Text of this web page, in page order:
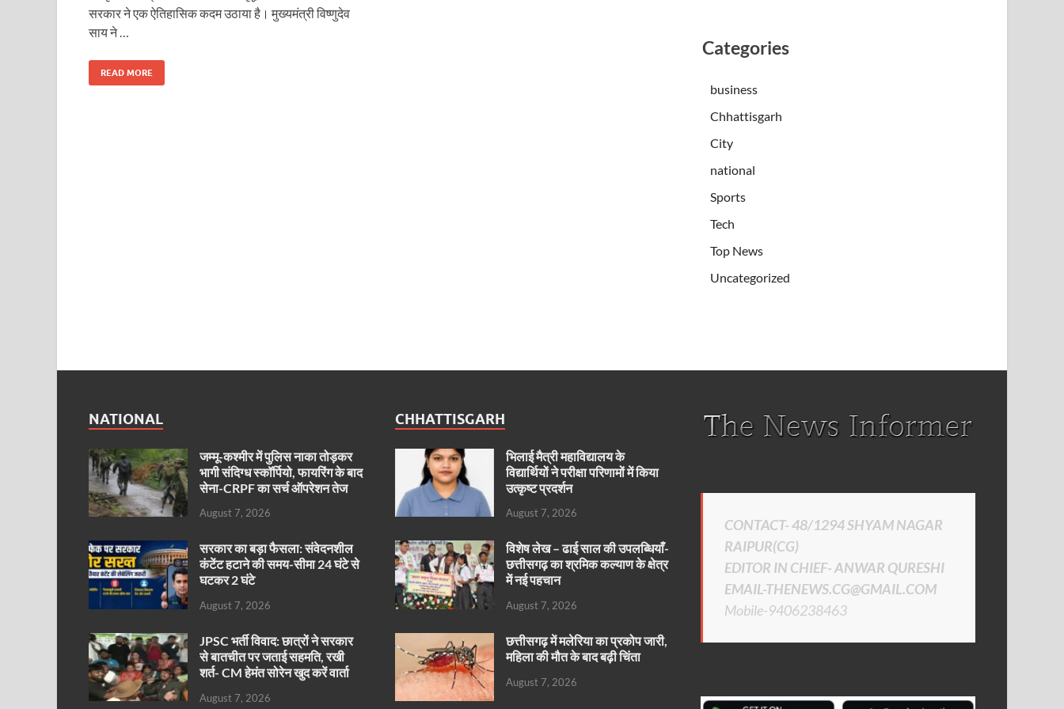
सरकार ने एक ऐतिहासिक कदम उठाया है। मुख्यमंत्री विष्णुदेव
साय ने …
READ MORE
Categories
business
Chhattisgarh
City
national
Sports
Tech
Top News
Uncategorized
NATIONAL
जम्मू-कश्मीर में पुलिस नाका तोड़कर
भागी संदिग्ध स्कॉर्पियो, फायरिंग के बाद
सेना-CRPF का सर्च ऑपरेशन तेज
August 7, 2026
सरकार का बड़ा फैसला: संवेदनशील
कंटेंट हटाने की समय-सीमा 24 घंटे से
घटकर 2 घंटे
August 7, 2026
JPSC भर्ती विवाद: छात्रों ने सरकार
से बातचीत पर जताई सहमति, रखी
शर्त- CM हेमंत सोरेन खुद करें वार्ता
August 7, 2026
CHHATTISGARH
भिलाई मैत्री महाविद्यालय के
विद्यार्थियों ने परीक्षा परिणामों में किया
उत्कृष्ट प्रदर्शन
August 7, 2026
विशेष लेख – ढाई साल की उपलब्धियाँ-
छत्तीसगढ़ का श्रमिक कल्याण के क्षेत्र
में नई पहचान
August 7, 2026
छत्तीसगढ़ में मलेरिया का प्रकोप जारी,
महिला की मौत के बाद बढ़ी चिंता
August 7, 2026
CONTACT- 48/1294 SHYAM NAGAR
RAIPUR(CG)
EDITOR IN CHIEF- ANWAR QURESHI
EMAIL-THENEWS.CG@GMAIL.COM
Mobile-9406238463